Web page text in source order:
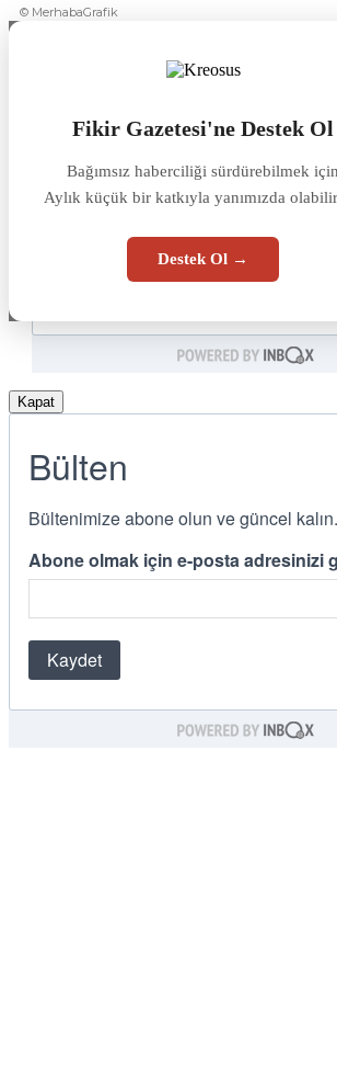
© MerhabaGrafik
Fikir Gazetesi'ne Destek Ol
Bağımsız haberciliği sürdürebilmek için
Aylık küçük bir katkıyla yanımızda
Destek Ol →
Kapat